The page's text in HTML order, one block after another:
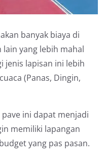
banyak biaya di
yang lebih mahal
jenis lapisan ini lebih
(Panas, Dingin,
ini dapat menjadi
memiliki lapangan
yang pas pasan.